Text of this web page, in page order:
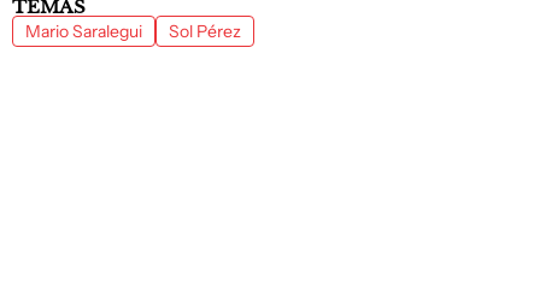
TEMAS
Mario Saralegui Sol Pérez